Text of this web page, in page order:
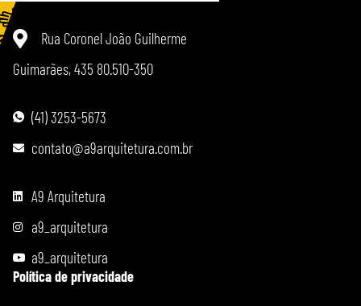
Rua Coronel João Guilherme
Guimarães, 435 80.510-350
(41) 3253-5673
contato@a9arquitetura.com.br
A9 Arquitetura
a9_arquitetura
a9_arquitetura
Política de privacidade